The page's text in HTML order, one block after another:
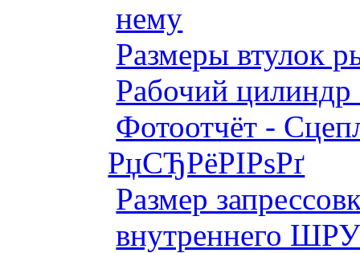
нему
Размеры втулок
Рабочий цилиндр
Фотоотчёт -
РџСЂРёРІРѕРґ
Размер
внутреннего